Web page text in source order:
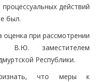
действий
был.
при рассмотрении
В.Ю. заместителем
Республики.
что меры к